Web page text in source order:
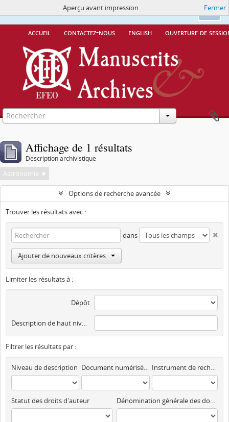
Ok
Ce site utilise des cookiesMore Info.
accueil contactez-nous english ouverture de
Aperçu avant impression Fermer
Affichage de 1 résultats
Description archivistique
Astronomie
Options de recherche avancée
Trouver les résultats avec :
dans
Ajouter de nouveaux critères
Limiter les résultats à :
Dépôt
Description de haut niveau
Filtrer les résultats par :
Niveau de description Document numérisé disponible Instrument de recherche
Statut des droits d'auteur Dénomination générale des documents